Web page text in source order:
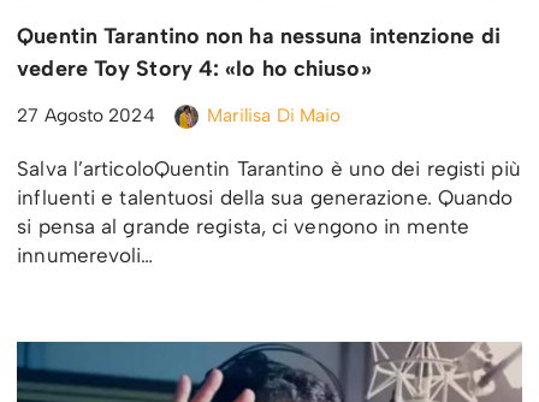
Quentin Tarantino non ha nessuna intenzione di
vedere Toy Story 4: «Io ho chiuso»
27 Agosto 2024 Marilisa Di Maio
Salva l’articoloQuentin Tarantino è uno dei registi più
influenti e talentuosi della sua generazione. Quando
si pensa al grande regista, ci vengono in mente
innumerevoli…